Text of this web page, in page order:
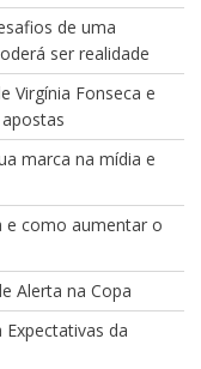
de uma
ser realidade
Virgínia Fonseca e
marca na mídia e
e como aumentar o
Alerta na Copa
da